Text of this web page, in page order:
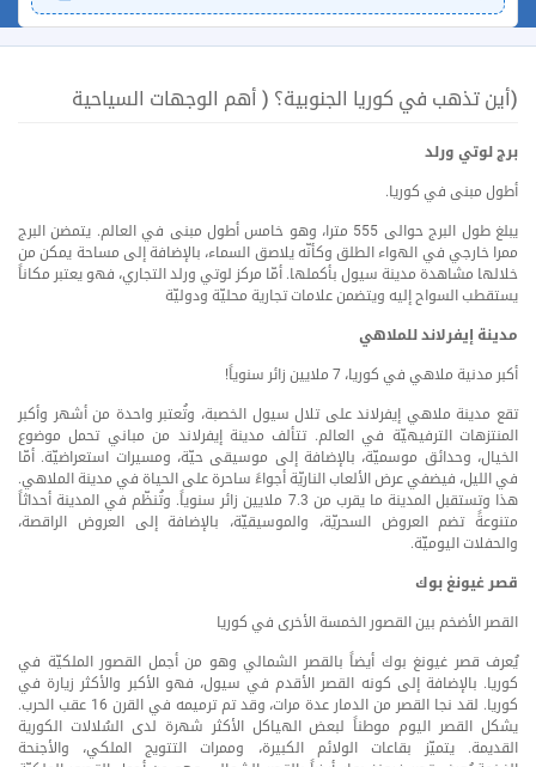
(أين تذهب في كوريا الجنوبية؟ ( أهم الوجهات السياحية
برج لوتي ورلد
أطول مبنى في كوريا.
يبلغ طول البرج حوالى 555 مترا، وهو خامس أطول مبنى في العالم. يتمضن البرج
ممرا خارجي في الهواء الطلق وكأنّه يلاصق السماء، بالإضافة إلى مساحة يمكن من
خلالها مشاهدة مدينة سيول بأكملها. أمّا مركز لوتي ورلد التجاري، فهو يعتبر مكاناً
يستقطب السواح إليه ويتضمن علامات تجارية محليّة ودوليّة
مدينة إيفرلاند للملاهي
أكبر مدنية ملاهي في كوريا، 7 ملايين زائر سنوياً!
تقع مدينة ملاهي إيفرلاند على تلال سيول الخصبة، وتُعتبر واحدة من أشهر وأكبر
المنتزهات الترفيهيّة في العالم. تتألف مدينة إيفرلاند من مباني تحمل موضوع
الخيال، وحدائق موسميّة، بالإضافة إلى موسيقى حيّة، ومسيرات استعراضيّة. أمّا
في الليل، فيضفي عرض الألعاب الناريّة أجواءً ساحرة على الحياة في مدينة الملاهي.
هذا وتستقبل المدينة ما يقرب من 7.3 ملايين زائر سنوياً. وتُنظّم في المدينة أحداثاً
متنوعةً تضم العروض السحريّة، والموسيقيّة، بالإضافة إلى العروض الراقصة،
والحفلات اليوميّة.
قصر غيونغ بوك
القصر الأضخم بين القصور الخمسة الأخرى في كوريا
يُعرف قصر غيونغ بوك أيضاً بالقصر الشمالي وهو من أجمل القصور الملكيّة في
كوريا. بالإضافة إلى كونه القصر الأقدم في سيول، فهو الأكبر والأكثر زيارة في
كوريا. لقد نجا القصر من الدمار عدة مرات، وقد تم ترميمه في القرن 16 عقب الحرب.
يشكل القصر اليوم موطناً لبعض الهياكل الأكثر شهرة لدى السُلالات الكورية
القديمة. يتميّز بقاعات الولائم الكبيرة، وممرات التتويج الملكي، والأجنحة